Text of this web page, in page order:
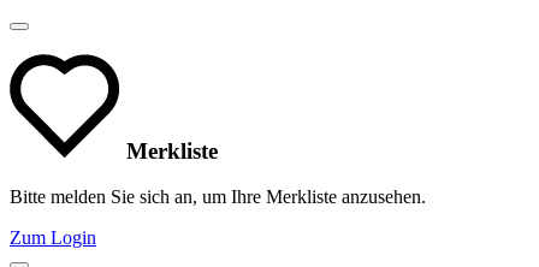
Merkliste
Bitte melden Sie sich an, um Ihre Merkliste anzusehen.
Zum Login